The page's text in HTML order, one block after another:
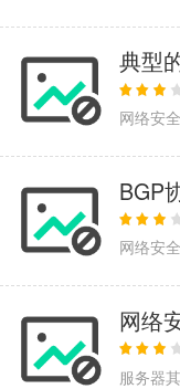
典型
网络安全
BGP
网络安全
网络
服务器